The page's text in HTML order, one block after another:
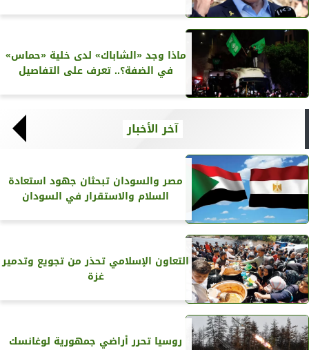
ماذا وجد «الشاباك» لدى خلية «حماس»
في الضفة؟.. تعرف على التفاصيل
آخر الأخبار
مصر والسودان تبحثان جهود استعادة
السلام والاستقرار في السودان
التعاون الإسلامي تحذر من تجويع وتدمير
غزة
روسيا تحرر أراضي جمهورية لوغانسك